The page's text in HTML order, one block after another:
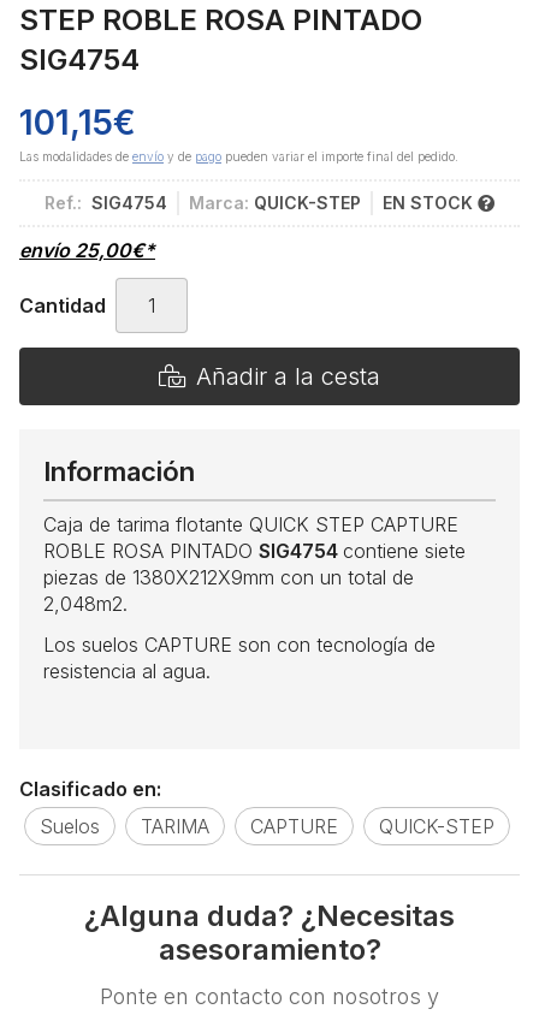
STEP ROBLE ROSA PINTADO
SIG4754
101,15€
Las modalidades de envío y de pago pueden variar el importe final del pedido.
Ref.: SIG4754 Marca: QUICK-STEP EN STOCK
envío 25,00€*
Cantidad
Añadir a la cesta
Información
Caja de tarima flotante QUICK STEP CAPTURE
ROBLE ROSA PINTADO SIG4754 contiene siete
piezas de 1380X212X9mm con un total de
2,048m2.
Los suelos CAPTURE son con tecnología de
resistencia al agua.
Clasificado en:
Suelos
TARIMA CAPTURE QUICK-STEP
¿Alguna duda? ¿Necesitas
asesoramiento?
Ponte en contacto con nosotros y